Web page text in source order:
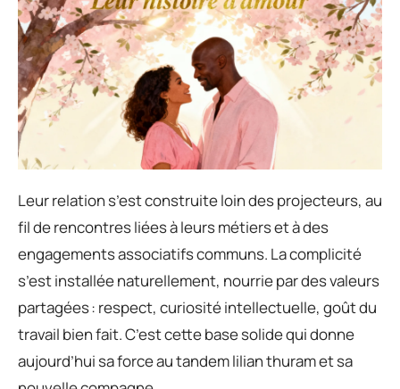
Leur relation s’est construite loin des projecteurs, au
fil de rencontres liées à leurs métiers et à des
engagements associatifs communs. La complicité
s’est installée naturellement, nourrie par des valeurs
partagées : respect, curiosité intellectuelle, goût du
travail bien fait. C’est cette base solide qui donne
aujourd’hui sa force au tandem lilian thuram et sa